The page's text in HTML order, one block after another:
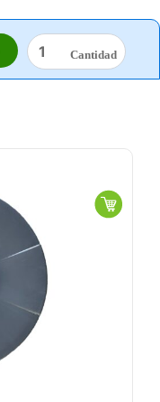
CANDADO
MASTER
5D